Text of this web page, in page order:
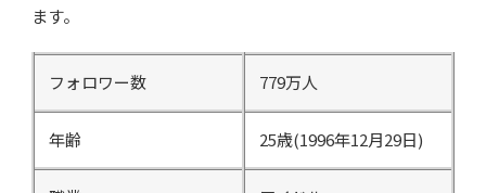
ます。
フォロワー数 779万人
年齢 25歳(1996年12月29日)